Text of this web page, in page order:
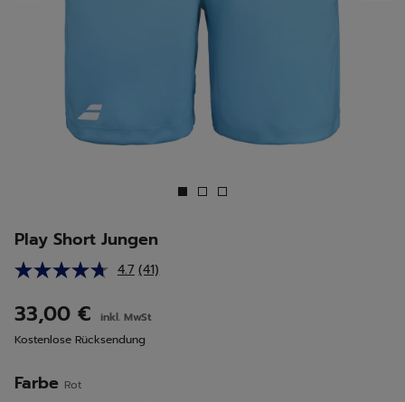
Play Short Jungen
4.7 41
Link
auf
derselben
(41)
33,00 €
inkl. MwSt
Kostenlose Rücksendung
Farbe Rot